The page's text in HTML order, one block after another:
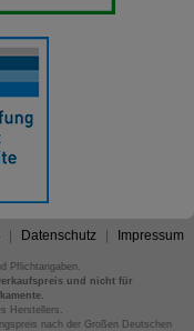
Datenschutz Impressum
Pflichtangaben.
und nicht für
Herstellers.
nach der Großen Deutschen